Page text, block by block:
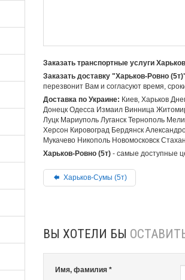
Заказать транспортные услуги
Заказать доставку "Харьков-Ровно
перезвонит Вам и согласуют время,
Доставка по Украине: Киев, Харьков
Донецк Одесса Измаил Винница
Луцк Мариуполь Луганск Тернополь
Херсон Кировоград Бердянск
Мукачево Никополь Новомосковск
Харьков-Ровно (5т)- самые доступные
Харьков-Сумы (5т)
ВЫ ХОТЕЛИ БЫ
Имя, фамилия *